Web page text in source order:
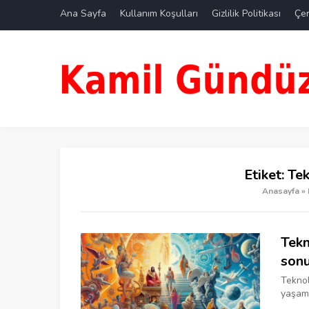
Ana Sayfa Kullanım Koşulları Gizlilik Politikası
Etiket:
Anasayfa»